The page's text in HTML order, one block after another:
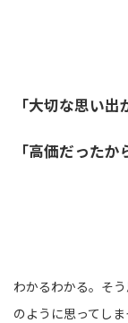
「大切な思い
「高価だったか
わかるわかる。そ
のように思ってしま